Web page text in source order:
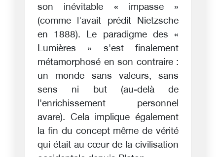
son inévitable « impasse »
(comme l'avait prédit Nietzsche
en 1888). Le paradigme des «
Lumières » s'est finalement
métamorphosé en son contraire :
un monde sans valeurs, sans
sens ni but (au-delà de
l'enrichissement personnel
avare). Cela implique également
la fin du concept même de vérité
qui était au cœur de la civilisation